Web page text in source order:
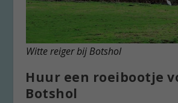
Witte reiger bij Botshol
Huur een roeibootje
Botshol